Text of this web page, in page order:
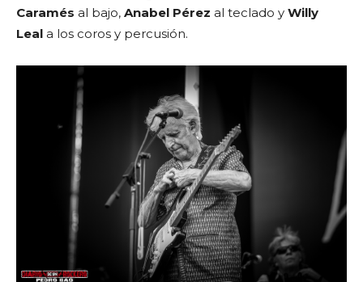
Caramés al bajo, Anabel Pérez al teclado y Willy
Leal a los coros y percusión.